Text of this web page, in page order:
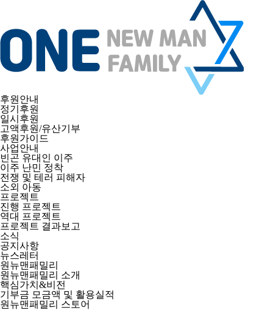
후원안내
정기후원
일시후원
고액후원/유산기부
후원가이드
사업안내
빈곤 유대인 이주
이주 난민 정착
전쟁 및 테러 피해자
소외 아동
프로젝트
진행 프로젝트
역대 프로젝트
프로젝트 결과보고
소식
공지사항
뉴스레터
원뉴맨패밀리
원뉴맨패밀리 소개
핵심가치&비전
기부금 모금액 및 활용실적
원뉴맨패밀리 스토어